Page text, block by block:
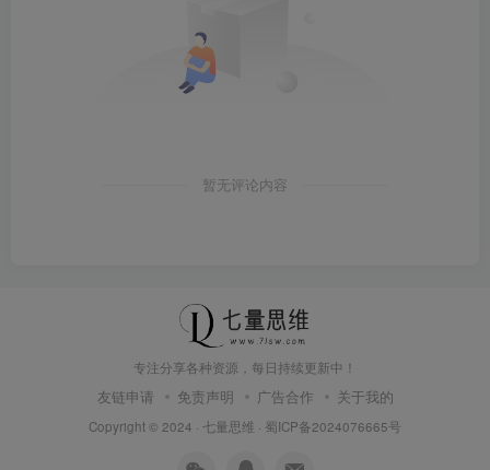
暂无评论内容
专注分享各种资源，每日持续更新中！
友链申请 免责声明 广告合作 关于我的
Copyright © 2024 · 七量思维 · 蜀ICP备2024076665号